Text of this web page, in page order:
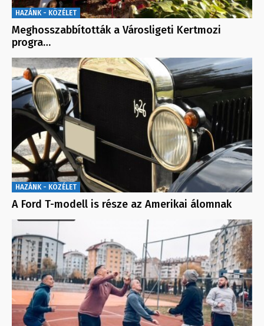
HAZÁNK - KÖZÉLET
Meghosszabbították a Városligeti Kertmozi
progra…
HAZÁNK - KÖZÉLET
A Ford T-modell is része az Amerikai álomnak